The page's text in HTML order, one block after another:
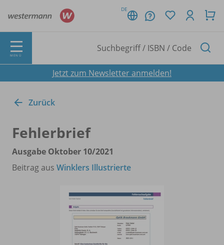
DE
MENÜ
Jetzt zum Newsletter anmelden!
Zurück
Fehlerbrief
Ausgabe Oktober 10/2021
Beitrag aus Winklers Illustrierte